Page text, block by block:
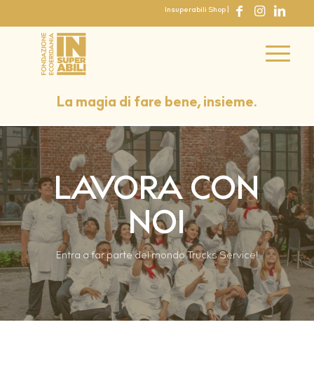
Insuperabili Shop |
La magia di fare bene, insieme.
LAVORA CON
NOI
Entra a far parte del mondo Trucks Service!